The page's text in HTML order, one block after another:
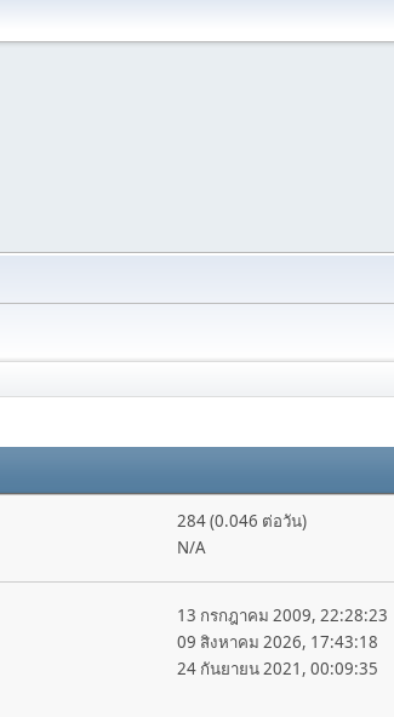
284 (0.046 ต่อวัน)
N/A
13 กรกฎาคม 2009, 22:28:23
09 สิงหาคม 2026, 17:43:18
24 กันยายน 2021, 00:09:35